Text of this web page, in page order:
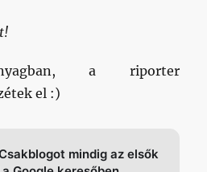
a riporter
el :)
mindig az elsők